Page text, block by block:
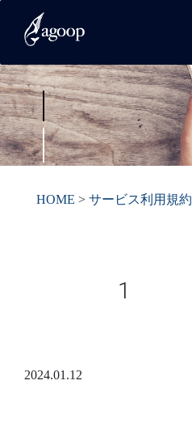
HOME > サービス利用規約
1
2024.01.12